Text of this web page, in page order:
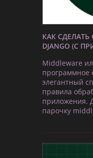
КАК СДЕЛАТЬ
DJANGO (С
Middleware
программное
элегантный
правила
приложения.
парочку